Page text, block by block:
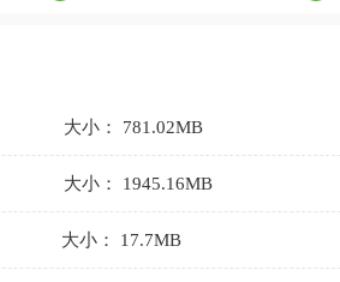
大小： 781.02MB
大小： 1945.16MB
大小： 17.7MB